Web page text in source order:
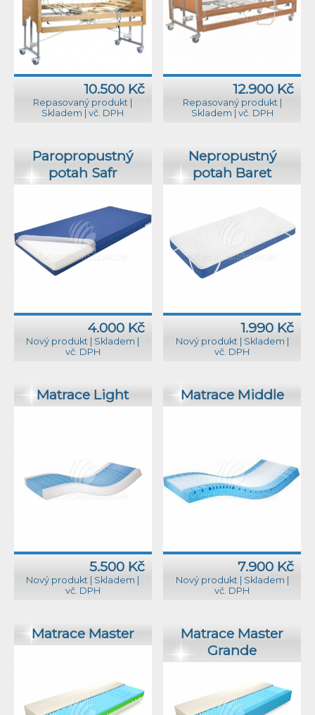
10.500 Kč
Repasovaný produkt
Skladem
vč. DPH
12.900 Kč
Repasovaný produkt
Skladem
vč. DPH
Paropropustný
potah Safr
4.000 Kč
Nový produkt Skladem
vč. DPH
Nepropustný
potah Baret
1.990 Kč
Nový produkt Skladem
vč. DPH
Matrace Light
5.500 Kč
Nový produkt Skladem
vč. DPH
Matrace Middle
7.900 Kč
Nový produkt Skladem
vč. DPH
Matrace Master
Matrace Master
Grande